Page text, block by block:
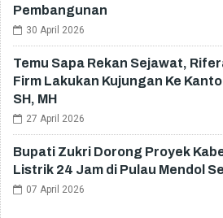
Pembangunan
30 April 2026
Temu Sapa Rekan Sejawat,
Firm Lakukan Kujungan Ke
SH, MH
27 April 2026
Bupati Zukri Dorong Proyek
Listrik 24 Jam di Pulau Mendol
07 April 2026